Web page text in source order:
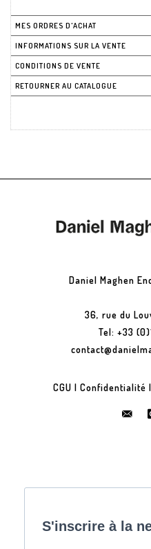
MES ORDRES D'ACHAT
INFORMATIONS SUR LA VENTE
CONDITIONS DE VENTE
RETOURNER AU CATALOGUE
Daniel Maghen
36, rue du
Tel: +33
CGU | Confidentialité |